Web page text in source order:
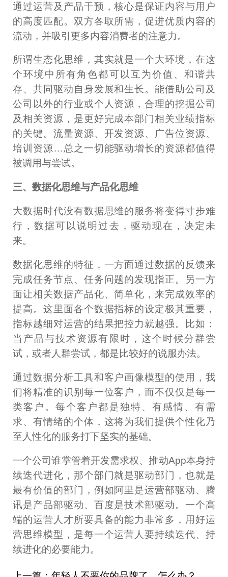
通过运营及产品干预，核心是保证内容与用户
的高度匹配。双方各取所需，促进优质内容的
流动，并吸引更多内容消费者的注意力。
所谓生态化思维，其实就是一个大环境，在这
个环境中所有角色都可以互为价值、和谐共
存、共同驱动自身发展和生长。能借助公司及
公司以外的行业或个人资源，合理的挖掘公司
及相关资源，是更好完成本部门相关业绩指标
的关键。流量资源、开发资源、广告位资源、
培训资源…总之一切能驱动增长的资源都值得
被调用与尝试。
三、数据化思维与产品化思维
大数据时代没有数据思维的服务将变得寸步难
行，数据可以说明过去，驱动现在，决定未
来。
数据化思维的特征，一方面通过数据的反馈来
完成任务节点、任务问题的发现指正。另一方
面让相关数据产品化、简单化，来完成效率的
提高。这里面各个数据指标的设定极其重要，
指标越细对运营的结果把控力就越强。比如：
当产品与技术资源有限时，这个时候分群尝
试，或者人群尝试，都是比较好的说服办法。
通过数据分析工具和客户画像模型的使用，我
们将精准的识别每一位客户，而不仅仅是每一
类客户。每个客户都是独特、有感情、有需
求、有情绪的个体，这将为我们提供个性化乃
至人性化的服务打下坚实的基础。
一个公司谁掌管着开发需求权、推动App本身持
续迭代进化，那个部门就是驱动部门，也就是
最有价值的部门，例如阿里是运营部驱动、腾
讯是产品部驱动、百度是技术部驱动。一个高
端的运营人才所要具备的能力非常多，用好运
营思维模型，是每一个运营人要持续迭代、持
续进化的必要能力。